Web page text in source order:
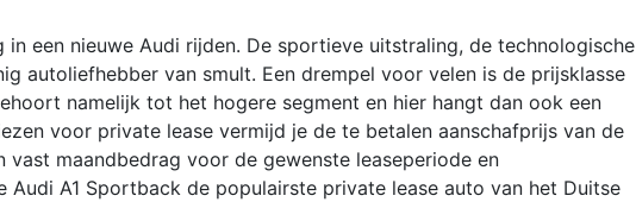
in een nieuwe Audi rijden. De sportieve uitstraling, de technologische
autoliefhebber van smult. Een drempel voor velen is de prijsklasse
namelijk tot het hogere segment en hier hangt dan ook een
voor private lease vermijd je de te betalen aanschafprijs van de
vast maandbedrag voor de gewenste leaseperiode en
Audi A1 Sportback de populairste private lease auto van het Duitse